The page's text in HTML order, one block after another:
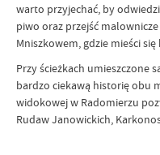
warto przyjechać, by
piwo oraz przejść
Mniszkowem, gdzie mieści
Przy ścieżkach umieszczone
bardzo ciekawą historię obu
widokowej w Radomierzu
Rudaw Janowickich,